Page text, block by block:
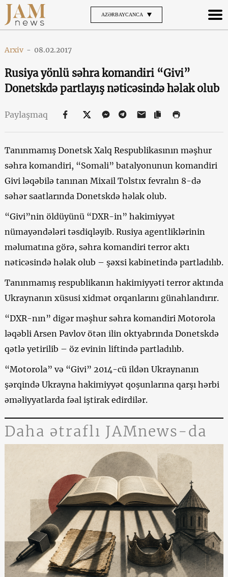
AZƏRBAYCANCA
Arxiv - 08.02.2017
Rusiya yönlü səhra komandiri “Givi”
Donetskdə partlayış nəticəsində həlak olub
Paylaşmaq
Tanınmamış Donetsk Xalq Respublikasının məşhur
səhra komandiri, “Somali” batalyonunun komandiri
Givi ləqəbilə tanınan Mixail Tolstıx fevralın 8-də
səhər saatlarında Donetskdə həlak olub.
“Givi”nin öldüyünü “DXR-in” hakimiyyət
nümayəndələri təsdiqləyib. Rusiya agentliklərinin
məlumatına görə, səhra komandiri terror aktı
nəticəsində həlak olub – şəxsi kabinetində partladılıb.
Tanınmamış respublikanın hakimiyyəti terror aktında
Ukraynanın xüsusi xidmət orqanlarını günahlandırır.
“DXR-nın” digər məşhur səhra komandiri Motorola
ləqəbli Arsen Pavlov ötən ilin oktyabrında Donetskdə
qətlə yetirilib – öz evinin liftində partladılıb.
“Motorola” və “Givi” 2014-cü ildən Ukraynanın
şərqində Ukrayna hakimiyyət qoşunlarına qarşı hərbi
əməliyyatlarda fəal iştirak edirdilər.
Daha ətraflı JAMnews-da